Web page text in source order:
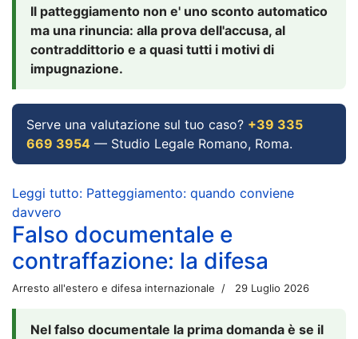
Il patteggiamento non e' uno sconto automatico
ma una rinuncia: alla prova dell'accusa, al
contraddittorio e a quasi tutti i motivi di
impugnazione.
Serve una valutazione sul tuo caso? +39 335
669 3954 — Studio Legale Romano, Roma.
Leggi tutto: Patteggiamento: quando conviene
davvero
Falso documentale e
contraffazione: la difesa
Arresto all'estero e difesa internazionale 29 Luglio 2026
Nel falso documentale la prima domanda è se il